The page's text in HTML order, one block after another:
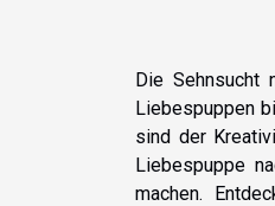
Die Sehnsucht
Liebespuppen
sind der
Liebespuppe
machen.